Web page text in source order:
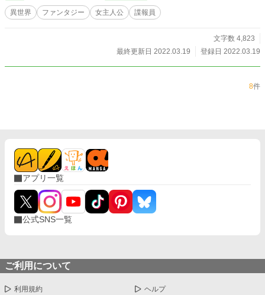
異世界 ファンタジー 女主人公 諜報員
文字数 4,823
最終更新日 2022.03.19
登録日 2022.03.19
8件
アプリ一覧
公式SNS一覧
ご利用について
利用規約 ヘルプ